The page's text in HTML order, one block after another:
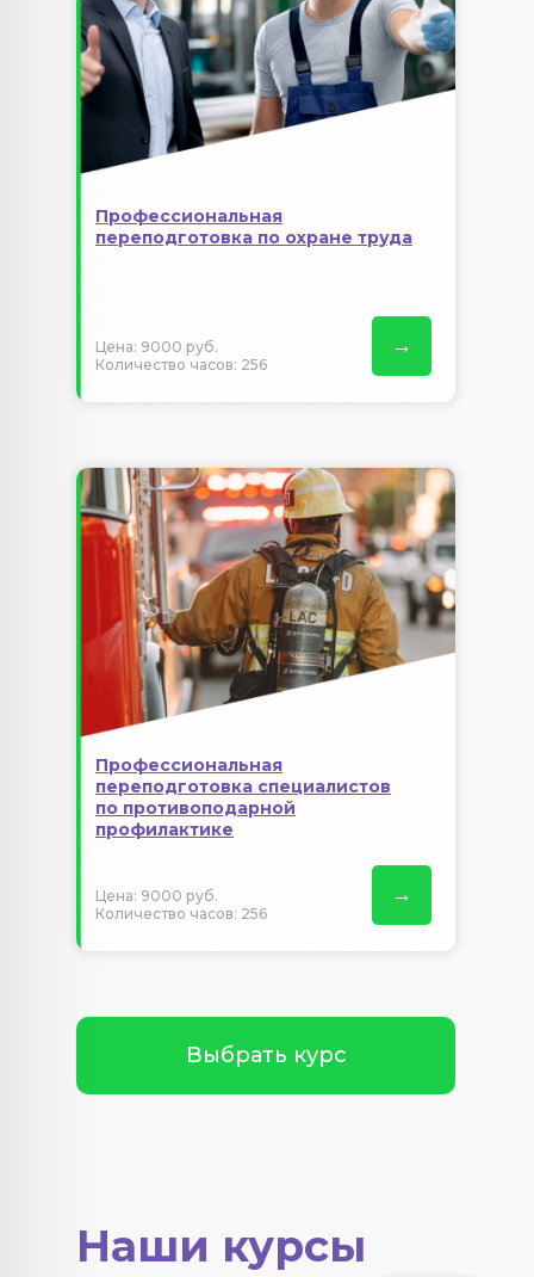
Выбрать курс
→
→
Профессиональная
переподготовка по охране труда
Профессиональная
переподготовка специалистов
по противоподарной
профилактике
Цена: 9000 руб.
Количество часов: 256
Цена: 9000 руб.
Количество часов: 256
Наши курсы